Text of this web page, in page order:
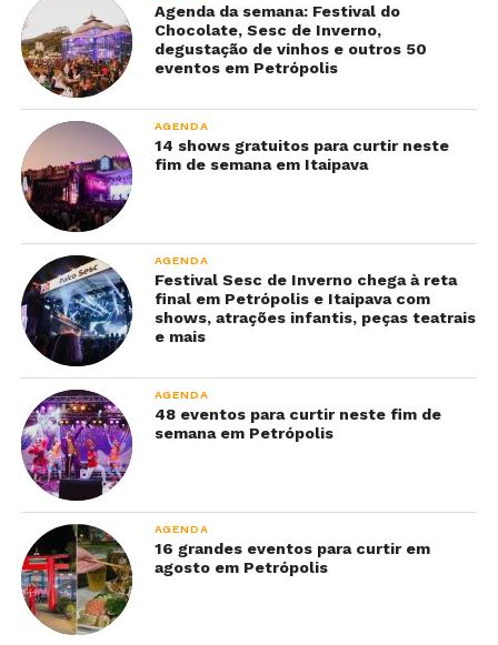
Agenda da semana: Festival do
Chocolate, Sesc de Inverno,
degustação de vinhos e outros 50
eventos em Petrópolis
AGENDA
14 shows gratuitos para curtir neste
fim de semana em Itaipava
AGENDA
Festival Sesc de Inverno chega à reta
final em Petrópolis e Itaipava com
shows, atrações infantis, peças teatrais
e mais
AGENDA
48 eventos para curtir neste fim de
semana em Petrópolis
AGENDA
16 grandes eventos para curtir em
agosto em Petrópolis